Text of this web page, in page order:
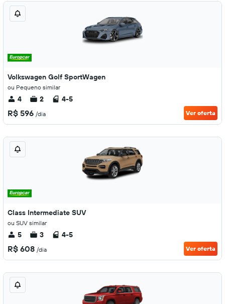
Volkswagen Golf SportWagen
ou Pequeno similar
4 2 4-5
R$ 596 /dia Ver oferta
Class Intermediate SUV
ou SUV similar
5 3 4-5
R$ 608 /dia Ver oferta